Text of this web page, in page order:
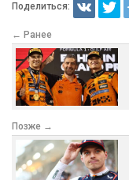
Поделиться:
← Ранее
Позже →